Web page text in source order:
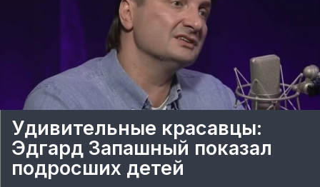
Удивительные красавцы:
Эдгард Запашный показал
подросших детей